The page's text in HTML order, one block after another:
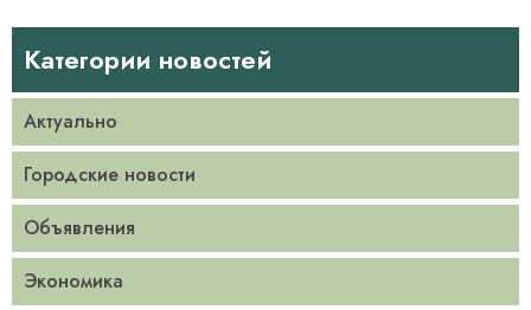
Категории новостей
Актуально
Городские новости
Объявления
Экономика